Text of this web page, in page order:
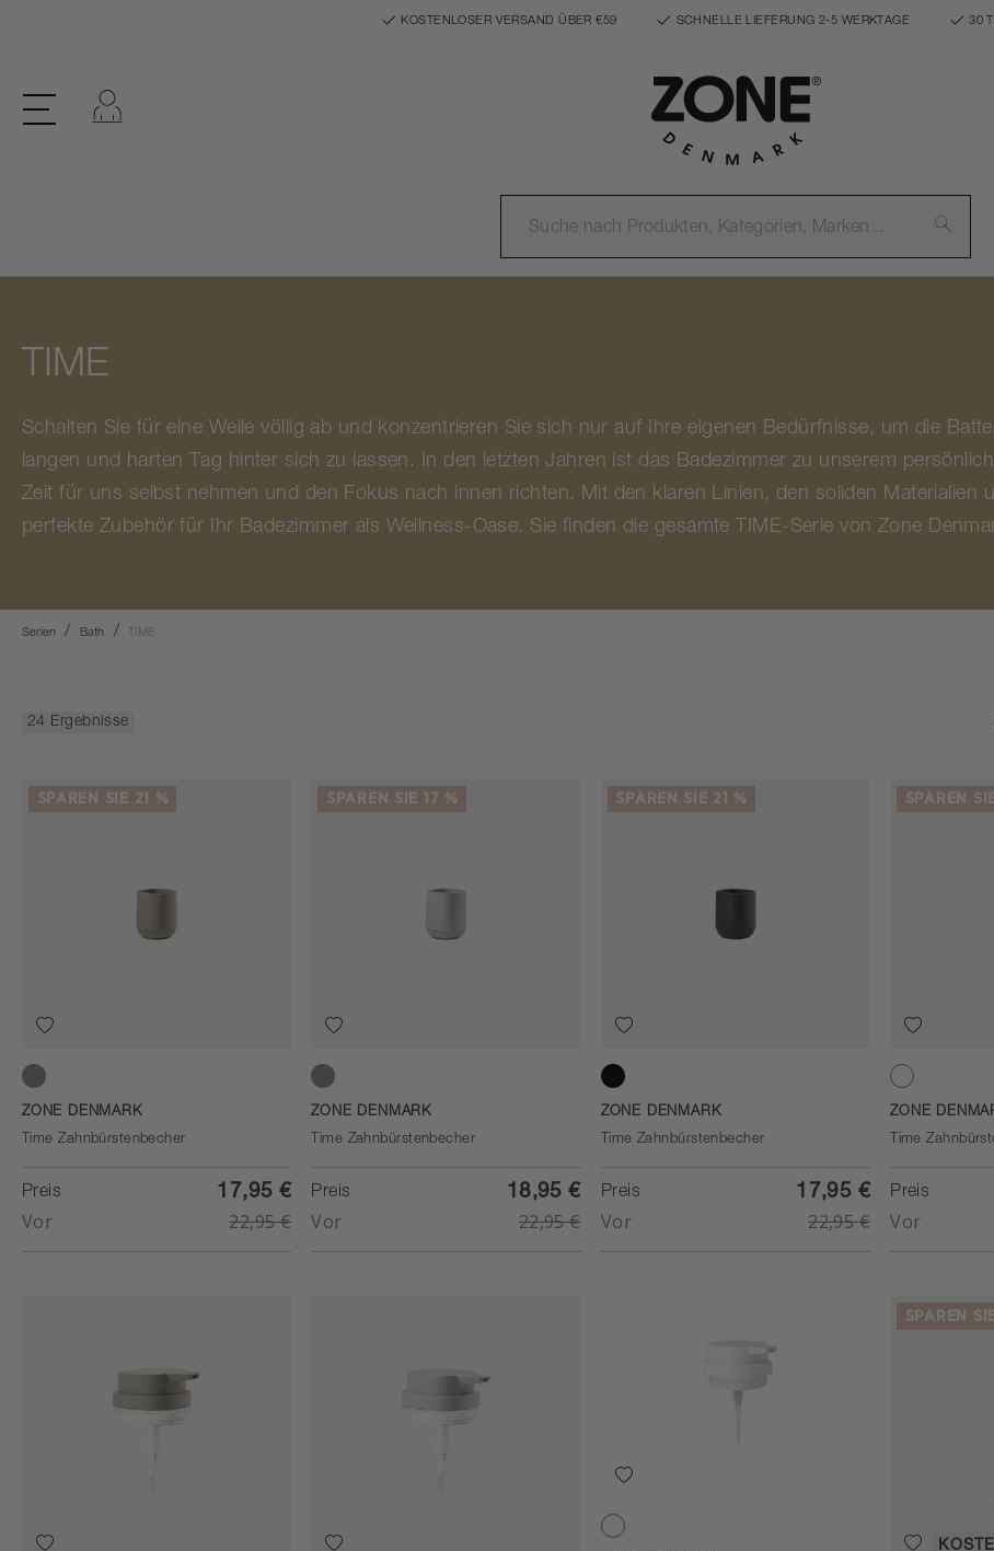
KOSTENLOSER VERSAND ÜBER €59 SCHNELLE LIEFERUNG 2-5 WERKTAGE 30
TIME
Schalten Sie für eine Weile völlig ab und konzentrieren Sie sich nur auf Ihre eigenen Bedürfnisse, um die
langen und harten Tag hinter sich zu lassen. In den letzten Jahren ist das Badezimmer zu unserem
Zeit für uns selbst nehmen und den Fokus nach innen richten. Mit den klaren Linien, den soliden Materialien
perfekte Zubehör für Ihr Badezimmer als Wellness-Oase. Sie finden die gesamte TIME-Serie von Zone
Serien Bath TIME
24 Ergebnisse
SPAREN SIE 21 %
Concrete
ZONE DENMARK
Time Zahnbürstenbecher
Preis 17,95 €
Vor 22,95 €
SPAREN SIE 17 %
Soft Grey
ZONE DENMARK
Time Zahnbürstenbecher
Preis 18,95 €
Vor 22,95 €
SPAREN SIE 21 %
Black
ZONE DENMARK
Time Zahnbürstenbecher
Preis 17,95 €
Vor 22,95 €
SPAREN
White
ZONE
Time
Preis
Vor
SPAREN